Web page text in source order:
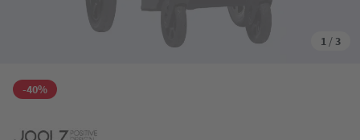
1 / 3
-40%